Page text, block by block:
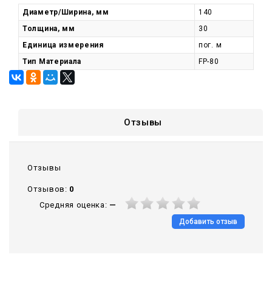
Диаметр/Ширина, мм
140
Толщина, мм
30
Единица измерения
пог. м
Тип Материала
FP-80
Отзывы
Отзывы
Отзывов: 0
Средняя оценка: —
Добавить отзыв